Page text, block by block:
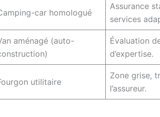
car homologué
Assurance
services
aménagé (auto-
Évaluation
d’expertise.
utilitaire
Zone grise,
l’assureur.